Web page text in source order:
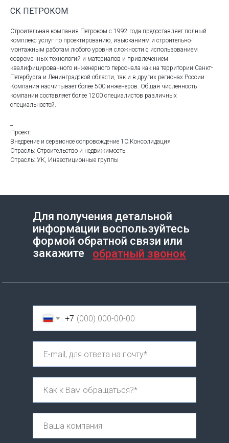
СК ПЕТРОКОМ
Строительная компания Петроком с 1992 года предоставляет полный
комплекс услуг по проектированию, изысканиям и строительно-
монтажным работам любого уровня сложности с использованием
современных технологий и материалов и привлечением
квалифицированного инженерного персонала как на территории Санкт-
Петербурга и Ленинградской области, так и в других регионах России.
Компания насчитывает более 500 инженеров. Общая численность
компании составляет более 1200 специалистов различных
специальностей.
Проект:
Внедрение и сервисное сопровождение 1С:Консолидация
Отрасль: Строительство и недвижимость
Отрасль: УК, Инвестиционные группы
Создание сайта на ТильдеLeto.Website
Для получения детальной
информации воспользуйтесь
формой обратной связи или
закажите
обратный звонок
+7